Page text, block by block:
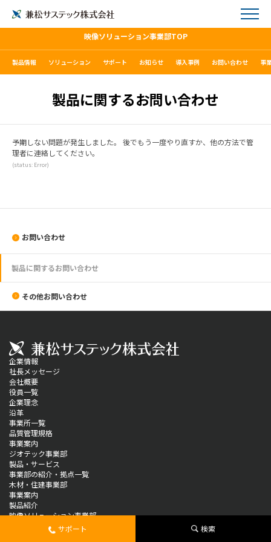
映像ソリューション事業部TOP
製品情報 ソリューション サポート お知らせ 導入事例 お問い合わせ 事
製品に関するお問い合わせ
予期しない問題が発生しました。 後でもう一度やり直すか、他の方法で管
理者に連絡してください。
(status: Error)
お問い合わせ
製品に関するお問い合わせ
その他お問い合わせ
企業情報
社長メッセージ
会社概要
役員一覧
企業理念
沿革
事業所一覧
品質管理規格
事業案内
ジオテック事業部
製品・サービス
事業部の紹介・拠点一覧
木材・住建事業部
事業案内
製品紹介
映像ソリューション事業部
ソリューション
サポート 検索